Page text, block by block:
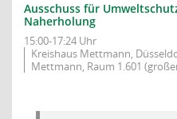
Ausschuss für
Naherholung
15:00-17:24 Uhr
Kreishaus Mettmann,
Mettmann, Raum 1.601